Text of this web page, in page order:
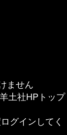
ません
土社HPトップ
グインしてく